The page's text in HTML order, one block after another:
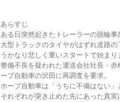
あらすじ
ある日突然起きたトレーラーの脱輪事
大型トラックのタイヤがはずれ道路
うかなり悲しく重いスタートで始まり
整備不良を疑われた運送会社社長・
ープ自動車の沢田に再調査を要求。
ホープ自動車は「うちに不備はない」
それぞれが突き止めた先にあった真